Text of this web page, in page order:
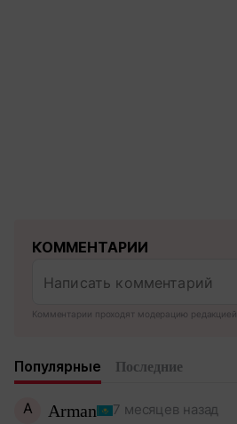
КОММЕНТАРИИ
Комментарии проходят модерацию редакцией
Популярные Последние
A Arman 7 месяцев назад